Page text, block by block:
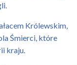
Królewskim,
Śmierci, które
kraju.